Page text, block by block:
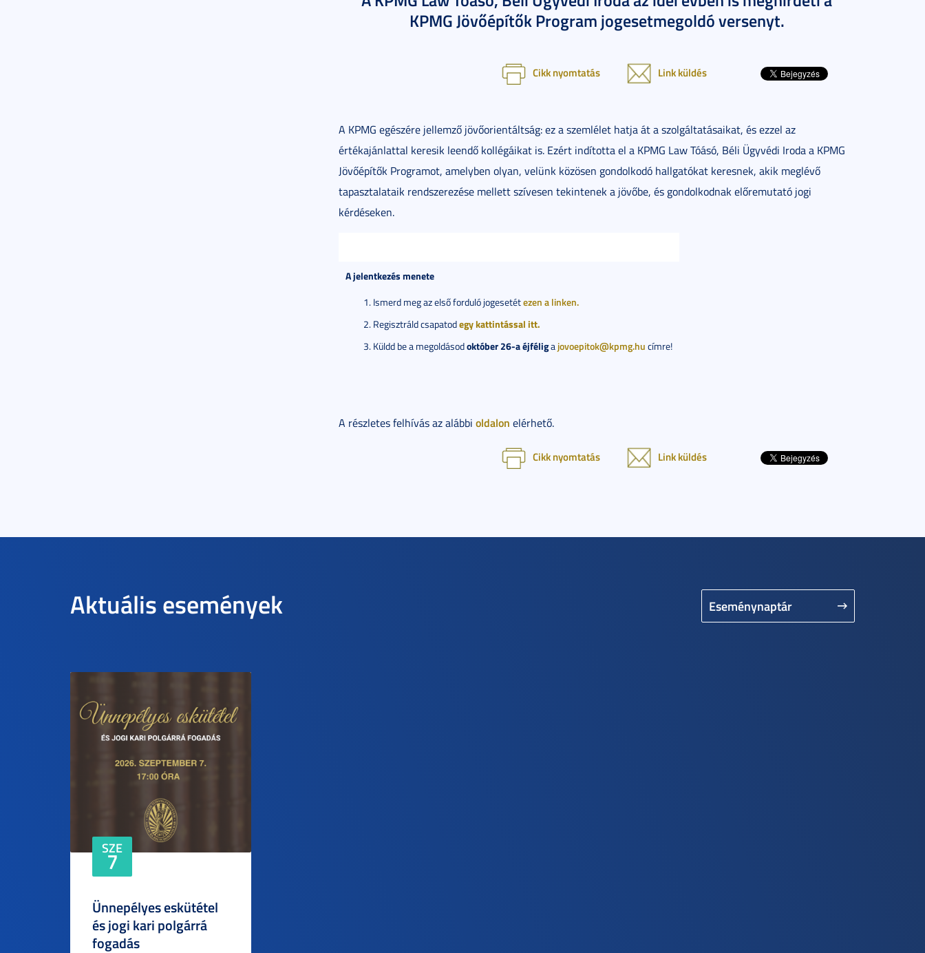
KPMG Jövőépítők Program jogesetmegoldó versenyt.
Cikk nyomtatás Link küldés
A KPMG egészére jellemző jövőorientáltság: ez a szemlélet hatja át a szolgáltatásaikat, és ezzel az
értékajánlattal keresik leendő kollégáikat is. Ezért indította el a KPMG Law Tóásó, Béli Ügyvédi Iroda a KPMG
Jövőépítők Programot, amelyben olyan, velünk közösen gondolkodó hallgatókat keresnek, akik meglévő
tapasztalataik rendszerezése mellett szívesen tekintenek a jövőbe, és gondolkodnak előremutató jogi
kérdéseken.
A jelentkezés menete
Ismerd meg az első forduló jogesetétezen a linken.
Regisztráld csapatodegy kattintással itt.
Küldd be a megoldásodoktóber 26-a éjféliga jovoepitok@kpmg.hu címre!
A részletes felhívás az alábbi oldalon elérhető.
Cikk nyomtatás Link küldés
Aktuális események Eseménynaptár
SZE
7
Ünnepélyes eskütétel
és jogi kari polgárrá
fogadás